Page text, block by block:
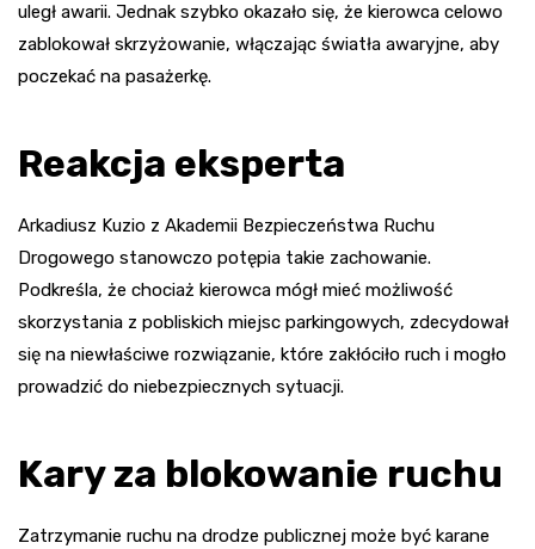
uległ awarii. Jednak szybko okazało się, że kierowca celowo
zablokował skrzyżowanie, włączając światła awaryjne, aby
poczekać na pasażerkę.
Reakcja eksperta
Arkadiusz Kuzio z Akademii Bezpieczeństwa Ruchu
Drogowego stanowczo potępia takie zachowanie.
Podkreśla, że chociaż kierowca mógł mieć możliwość
skorzystania z pobliskich miejsc parkingowych, zdecydował
się na niewłaściwe rozwiązanie, które zakłóciło ruch i mogło
prowadzić do niebezpiecznych sytuacji.
Kary za blokowanie ruchu
Zatrzymanie ruchu na drodze publicznej może być karane